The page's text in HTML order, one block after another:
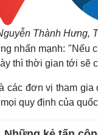
Thành Hưng,
nhấn mạnh: "Nếu
thì thời gian tới sẽ
các đơn vị tham
quy định của